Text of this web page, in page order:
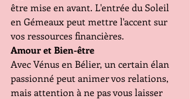
être mise en avant. L'entrée du Soleil
en Gémeaux peut mettre l'accent sur
vos ressources financières.
Amour et Bien-être
Avec Vénus en Bélier, un certain élan
passionné peut animer vos relations,
mais attention à ne pas vous laisser